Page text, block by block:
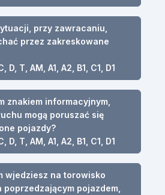
przy zawracaniu,
przez zakreskowane
D, T, AM, A1, A2, B1, C1, D1
znakiem informacyjnym,
mogą poruszać się
pojazdy?
D, T, AM, A1, A2, B1, C1, D1
wjedziesz na torowisko
pojazdem,